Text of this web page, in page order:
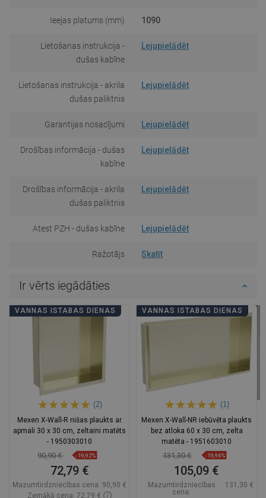
Ieejas platums (mm) 1090
Lietošanas instrukcija -
dušas kabīne
Lejupielādēt
Lietošanas instrukcija - akrila
dušas paliktnis
Lejupielādēt
Garantijas nosacījumi Lejupielādēt
Drošības informācija - dušas
kabīne
Lejupielādēt
Drošības informācija - akrila
dušas paliktnis
Lejupielādēt
Atest PZH - dušas kabīne Lejupielādēt
Ražotājs Skatīt
Ir vērts iegādāties
VANNAS ISTABAS DIENAS
(2)
Mexen X-Wall-R nišas plaukts ar
apmali 30 x 30 cm, zeltaini matēts
- 1950303010
90,90 € -19,92%
72,79 €
Mazumtirdzniecības cena: 90,90 €
Zemākā cena: 72,79 €
VANNAS ISTABAS DIENAS
(1)
Mexen X-Wall-NR iebūvēta plaukts
bez atloka 60 x 30 cm, zelta
matēta - 1951603010
131,30 € -19,96%
105,09 €
Mazumtirdzniecības
cena:
131,30 €